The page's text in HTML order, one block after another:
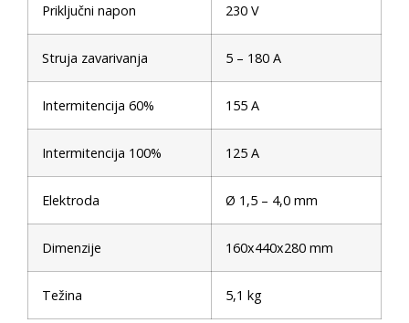
Priključni napon 230 V
Struja zavarivanja 5 – 180 A
Intermitencija 60% 155 A
Intermitencija 100% 125 A
Elektroda Ø 1,5 – 4,0 mm
Dimenzije 160x440x280 mm
Težina 5,1 kg